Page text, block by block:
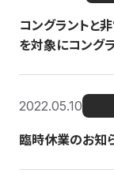
コングラントと
を対象にコング
2022.05.10
臨時休業のお知